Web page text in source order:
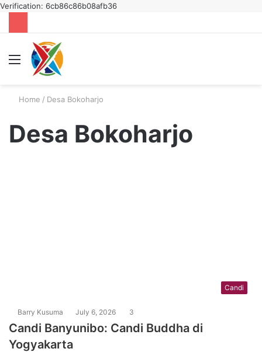
Verification: 6cb86c86b08afb36
Menu
Home / Desa Bokoharjo
Desa Bokoharjo
Candi
Barry Kusuma July 6, 2026 3
Candi Banyunibo: Candi Buddha di
Yogyakarta